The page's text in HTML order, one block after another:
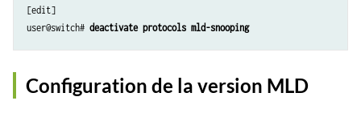
[edit]
user@switch# deactivate protocols mld-snooping
Configuration de la version MLD